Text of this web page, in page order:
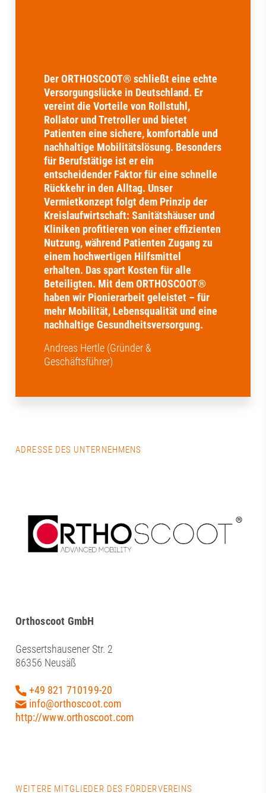
Der ORTHOSCOOT® schließt eine echte
Versorgungslücke in Deutschland. Er
vereint die Vorteile von Rollstuhl,
Rollator und Tretroller und bietet
Patienten eine sichere, komfortable und
nachhaltige Mobilitätslösung. Besonders
für Berufstätige ist er ein
entscheidender Faktor für eine schnelle
Rückkehr in den Alltag. Unser
Vermietkonzept folgt dem Prinzip der
Kreislaufwirtschaft: Sanitätshäuser und
Kliniken profitieren von einer effizienten
Nutzung, während Patienten Zugang zu
einem hochwertigen Hilfsmittel
erhalten. Das spart Kosten für alle
Beteiligten. Mit dem ORTHOSCOOT®
haben wir Pionierarbeit geleistet – für
mehr Mobilität, Lebensqualität und eine
nachhaltige Gesundheitsversorgung.
Andreas Hertle (Gründer &
Geschäftsführer)
ADRESSE DES UNTERNEHMENS
Orthoscoot GmbH
Gessertshausener Str. 2
86356 Neusäß
+49 821 710199-20
info@orthoscoot.com
http://www.orthoscoot.com
WEITERE MITGLIEDER DES FÖRDERVEREINS